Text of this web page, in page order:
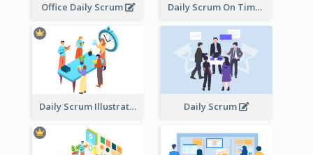
Office Daily Scrum Daily Scrum On Time
Daily Scrum Illustration Daily Scrum